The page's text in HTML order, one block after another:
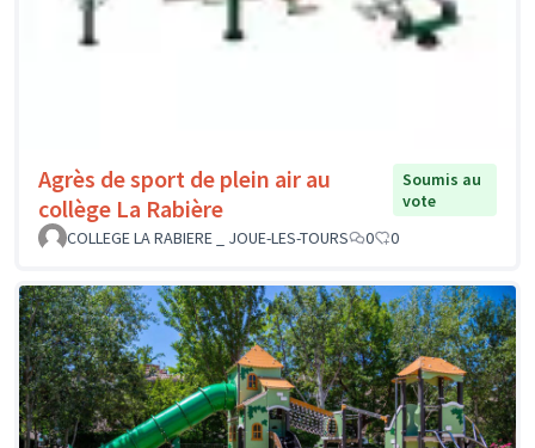
Agrès de sport de plein air au
collège La Rabière
Soumis au
vote
COLLEGE LA RABIERE _ JOUE-LES-TOURS
0 0